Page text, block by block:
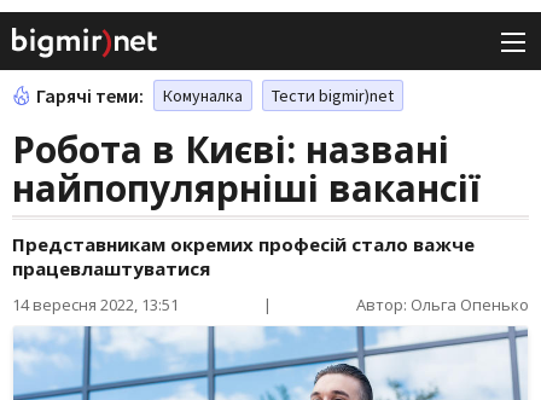
Гарячі теми: Комуналка Тести bigmir)net
Робота в Києві: названі
найпопулярніші вакансії
Представникам окремих професій стало важче
працевлаштуватися
14 вересня 2022, 13:51 | Автор: Ольга Опенько